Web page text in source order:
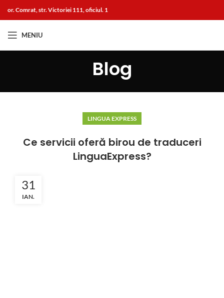
or. Comrat, str. Victoriei 111, oficiul. 1
MENIU
Blog
LINGUA EXPRESS
Ce servicii oferă birou de traduceri
LinguaExpress?
31
IAN.